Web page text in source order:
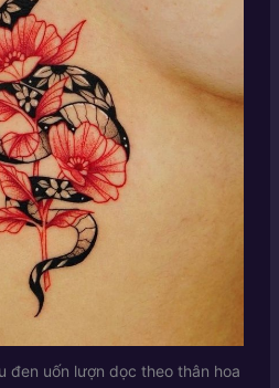
đen uốn lượn dọc theo thân hoa